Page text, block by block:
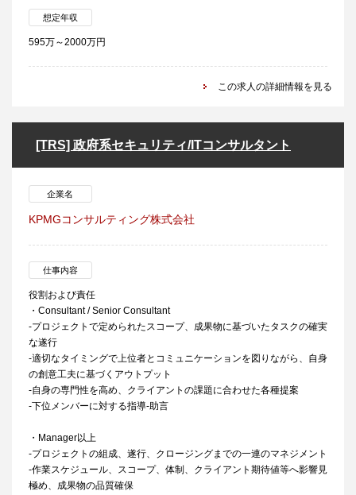
想定年収
595万～2000万円
この求人の詳細情報を見る
[TRS] 政府系セキュリティ/ITコンサルタント
企業名
KPMGコンサルティング株式会社
仕事内容
役割および責任
・Consultant / Senior Consultant
-プロジェクトで定められたスコープ、成果物に基づいたタスクの確実
な遂行
-適切なタイミングで上位者とコミュニケーションを図りながら、自身
の創意工夫に基づくアウトプット
-自身の専門性を高め、クライアントの課題に合わせた各種提案
-下位メンバーに対する指導-助言
・Manager以上
-プロジェクトの組成、遂行、クロージングまでの一連のマネジメント
-作業スケジュール、スコープ、体制、クライアント期待値等へ影響見
極め、成果物の品質確保